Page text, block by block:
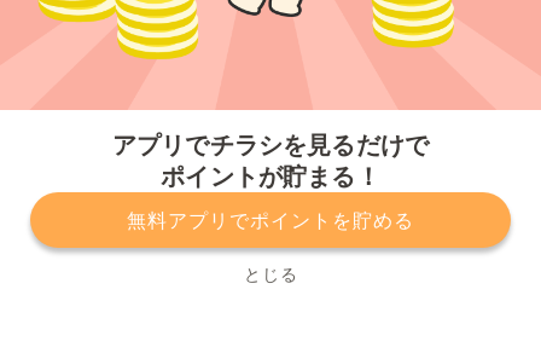
アプリでチラシを見るだけで
ポイントが貯まる！
無料アプリでポイントを貯める
とじる
プライバシーポリシー 利用規約
運営会社
サービスに関してのお問い合わせ